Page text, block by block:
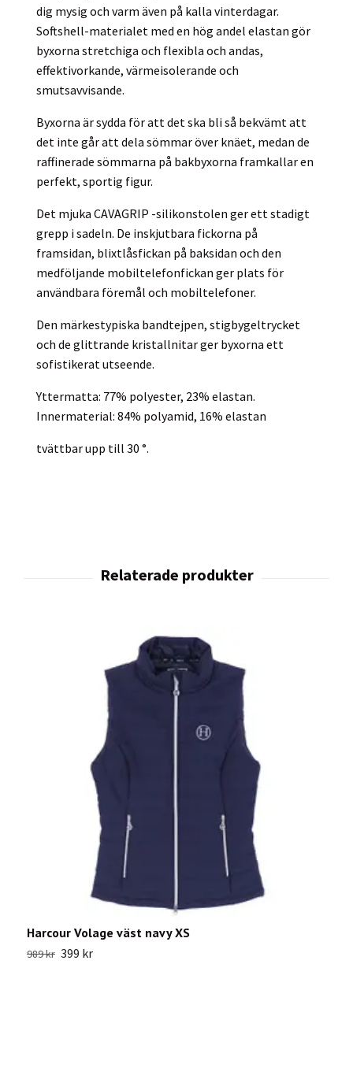
dig mysig och varm även på kalla vinterdagar.
Softshell-materialet med en hög andel elastan gör
byxorna stretchiga och flexibla och andas,
effektivorkande, värmeisolerande och
smutsavvisande.
Byxorna är sydda för att det ska bli så bekvämt att
det inte går att dela sömmar över knäet, medan de
raffinerade sömmarna på bakbyxorna framkallar en
perfekt, sportig figur.
Det mjuka CAVAGRIP -silikonstolen ger ett stadigt
grepp i sadeln. De inskjutbara fickorna på
framsidan, blixtlåsfickan på baksidan och den
medföljande mobiltelefonfickan ger plats för
användbara föremål och mobiltelefoner.
Den märkestypiska bandtejpen, stigbygeltrycket
och de glittrande kristallnitar ger byxorna ett
sofistikerat utseende.
Yttermatta: 77% polyester, 23% elastan.
Innermaterial: 84% polyamid, 16% elastan
tvättbar upp till 30 °.
Harcour Volage väst navy XS
989 kr 399 kr